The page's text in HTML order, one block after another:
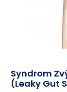
Syndrom
(Leaky Gut